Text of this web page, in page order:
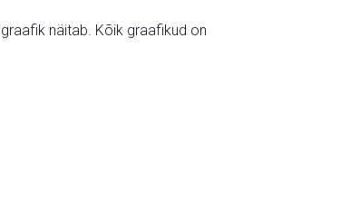
näitab. Kõik graafikud on